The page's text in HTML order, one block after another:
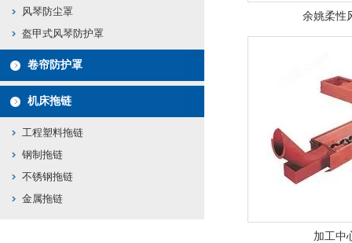
风琴防尘罩
盔甲式风琴防护罩
卷帘防护罩
机床拖链
工程塑料拖链
钢制拖链
不锈钢拖链
金属拖链
余姚柔性
加工中